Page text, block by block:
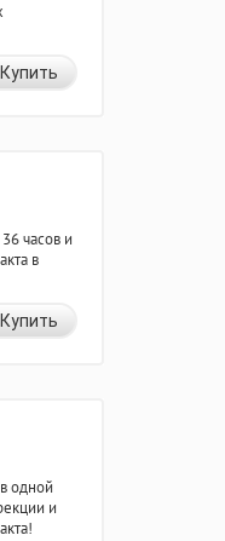
Купить
часов и
в
Купить
одной
и